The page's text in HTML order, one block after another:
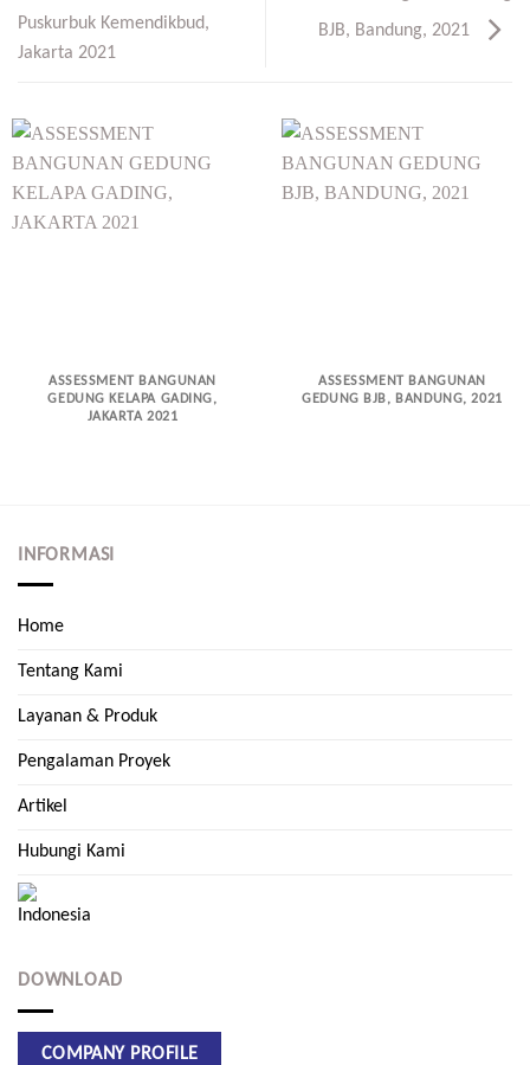
Puskurbuk Kemendikbud,
Jakarta 2021
BJB, Bandung, 2021
ASSESSMENT BANGUNAN
GEDUNG KELAPA GADING,
JAKARTA 2021
ASSESSMENT BANGUNAN
GEDUNG BJB, BANDUNG, 2021
INFORMASI
Home
Tentang Kami
Layanan & Produk
Pengalaman Proyek
Artikel
Hubungi Kami
DOWNLOAD